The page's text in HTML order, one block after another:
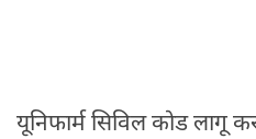
यूनिफार्म सिविल कोड लागू